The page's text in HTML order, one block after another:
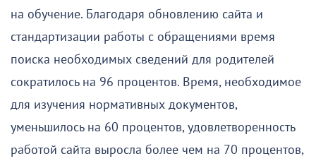
на обучение. Благодаря обновлению сайта и
стандартизации работы с обращениями время
поиска необходимых сведений для родителей
сократилось на 96 процентов. Время, необходимое
для изучения нормативных документов,
уменьшилось на 60 процентов, удовлетворенность
работой сайта выросла более чем на 70 процентов,